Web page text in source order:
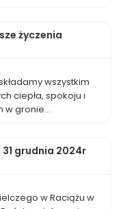
życzenia
wszystkim
ciepła, spokoju i
w gronie...
grudnia 2024r
w Raciążu w